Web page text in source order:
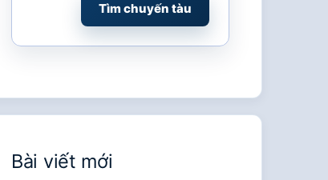
Tìm chuyến tàu
Bài viết mới